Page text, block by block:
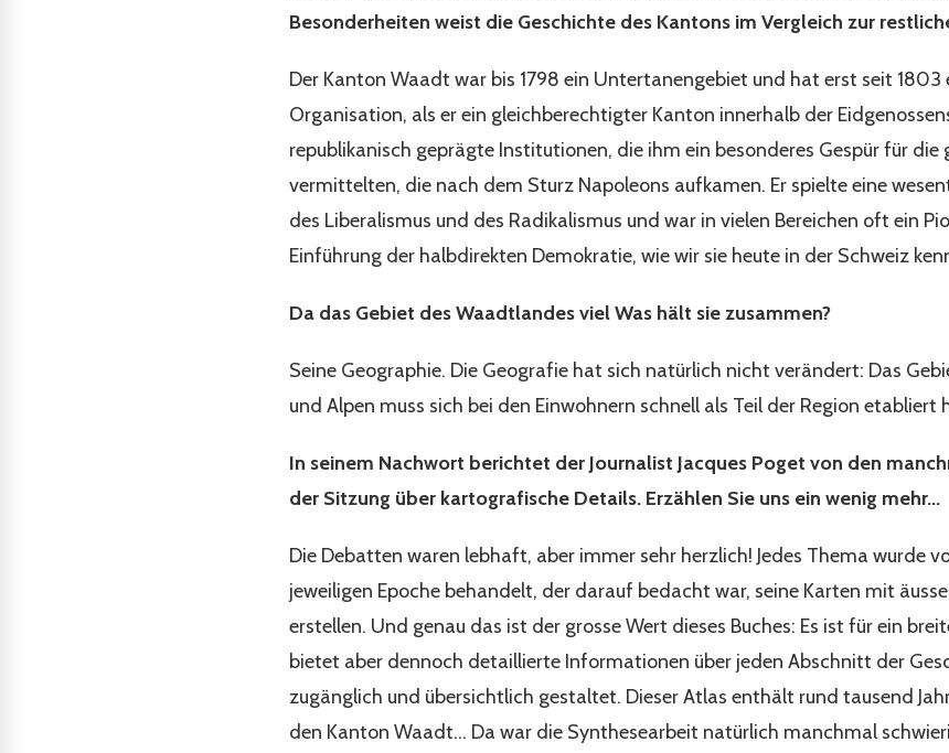
Besonderheiten weist die Geschichte des Kantons im Vergleich zur
Der Kanton Waadt war bis 1798 ein Untertanengebiet und hat erst seit 1803
Organisation, als er ein gleichberechtigter Kanton innerhalb der
republikanisch geprägte Institutionen, die ihm ein besonderes Gespür für die
vermittelten, die nach dem Sturz Napoleons aufkamen. Er spielte eine
des Liberalismus und des Radikalismus und war in vielen Bereichen oft ein
Einführung der halbdirekten Demokratie, wie wir sie heute in der Schweiz
Da das Gebiet des Waadtlandes vielWas hält sie zusammen?
Seine Geographie. Die Geografie hat sich natürlich nicht verändert: Das
und Alpen muss sich bei den Einwohnern schnell als Teil der Region etabliert
In seinem Nachwort berichtet der Journalist Jacques Poget von den
der Sitzung über kartografische Details. Erzählen Sie uns ein wenig mehr...
Die Debatten waren lebhaft, aber immer sehr herzlich! Jedes Thema wurde
jeweiligen Epoche behandelt, der darauf bedacht war, seine Karten mit
erstellen. Und genau das ist der grosse Wert dieses Buches: Es ist für ein
bietet aber dennoch detaillierte Informationen über jeden Abschnitt der
zugänglich und übersichtlich gestaltet. Dieser Atlas enthält rund tausend
den Kanton Waadt... Da war die Synthesearbeit natürlich manchmal